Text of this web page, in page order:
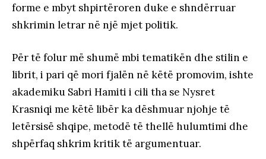
forme e mbyt shpirtëroren duke e shndërruar
shkrimin letrar në një mjet politik.
Për të folur më shumë mbi tematikën dhe stilin e
librit, i pari që mori fjalën në këtë promovim, ishte
akademiku Sabri Hamiti i cili tha se Nysret
Krasniqi me këtë libër ka dëshmuar njohje të
letërsisë shqipe, metodë të thellë hulumtimi dhe
shpërfaq shkrim kritik të argumentuar.